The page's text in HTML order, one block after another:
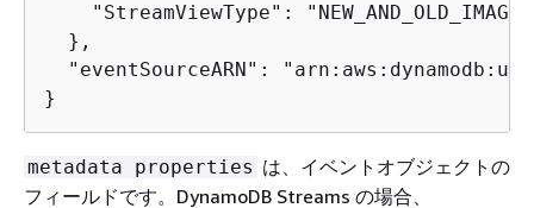
"StreamViewType":
  },
"eventSourceARN":
}
metadata properties は、イベントオブジェクトの
フィールドです。DynamoDB Streams の場合、